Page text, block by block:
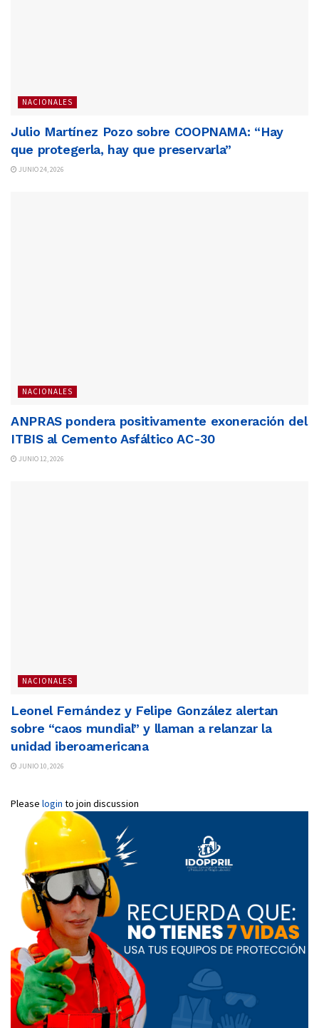
NACIONALES
Julio Martínez Pozo sobre COOPNAMA: “Hay
que protegerla, hay que preservarla”
JUNIO 24, 2026
NACIONALES
ANPRAS pondera positivamente exoneración del
ITBIS al Cemento Asfáltico AC-30
JUNIO 12, 2026
NACIONALES
Leonel Fernández y Felipe González alertan
sobre “caos mundial” y llaman a relanzar la
unidad iberoamericana
JUNIO 10, 2026
Please login to join discussion